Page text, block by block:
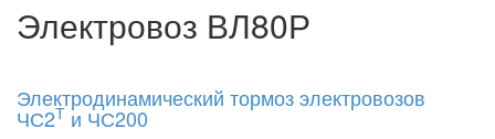
Электровоз ВЛ80Р
Электродинамический тормоз электровозов
ЧС2Т и ЧС200